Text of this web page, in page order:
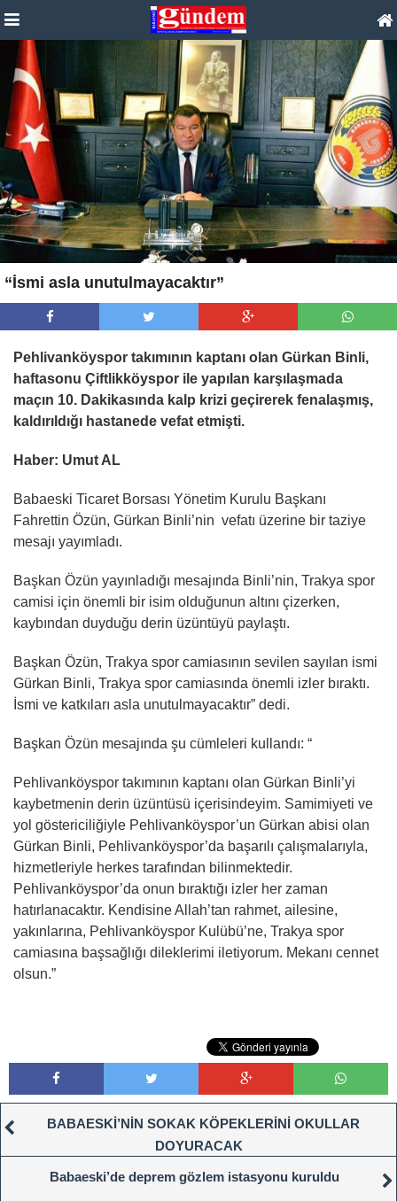
“İsmi asla unutulmayacaktır”
Pehlivanköyspor takımının kaptanı olan Gürkan Binli,
haftasonu Çiftlikköyspor ile yapılan karşılaşmada
maçın 10. Dakikasında kalp krizi geçirerek fenalaşmış,
kaldırıldığı hastanede vefat etmişti.
Haber: Umut AL
Babaeski Ticaret Borsası Yönetim Kurulu Başkanı
Fahrettin Özün, Gürkan Binli’nin vefatı üzerine bir taziye
mesajı yayımladı.
Başkan Özün yayınladığı mesajında Binli’nin, Trakya spor
camisi için önemli bir isim olduğunun altını çizerken,
kaybından duyduğu derin üzüntüyü paylaştı.
Başkan Özün, Trakya spor camiasının sevilen sayılan ismi
Gürkan Binli, Trakya spor camiasında önemli izler bıraktı.
İsmi ve katkıları asla unutulmayacaktır” dedi.
Başkan Özün mesajında şu cümleleri kullandı: “
Pehlivanköyspor takımının kaptanı olan Gürkan Binli’yi
kaybetmenin derin üzüntüsü içerisindeyim. Samimiyeti ve
yol göstericiliğiyle Pehlivanköyspor’un Gürkan abisi olan
Gürkan Binli, Pehlivanköyspor’da başarılı çalışmalarıyla,
hizmetleriyle herkes tarafından bilinmektedir.
Pehlivanköyspor’da onun bıraktığı izler her zaman
hatırlanacaktır. Kendisine Allah’tan rahmet, ailesine,
yakınlarına, Pehlivanköyspor Kulübü’ne, Trakya spor
camiasına başsağlığı dileklerimi iletiyorum. Mekanı cennet
olsun.”
BABAESKİ’NİN SOKAK KÖPEKLERİNİ OKULLAR
DOYURACAK
Babaeski’de deprem gözlem istasyonu kuruldu